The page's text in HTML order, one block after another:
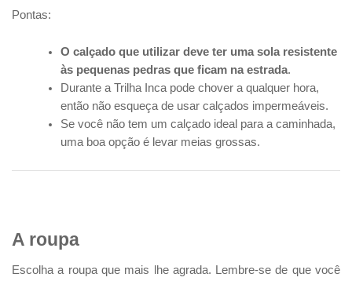
Pontas:
O calçado que utilizar deve ter uma sola resistente
às pequenas pedras que ficam na estrada.
Durante a Trilha Inca pode chover a qualquer hora,
então não esqueça de usar calçados impermeáveis.
Se você não tem um calçado ideal para a caminhada,
uma boa opção é levar meias grossas.
A roupa
Escolha a roupa que mais lhe agrada. Lembre-se de que você